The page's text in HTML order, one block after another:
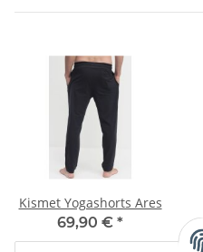
Kismet Yogashorts Ares
69,90 € *